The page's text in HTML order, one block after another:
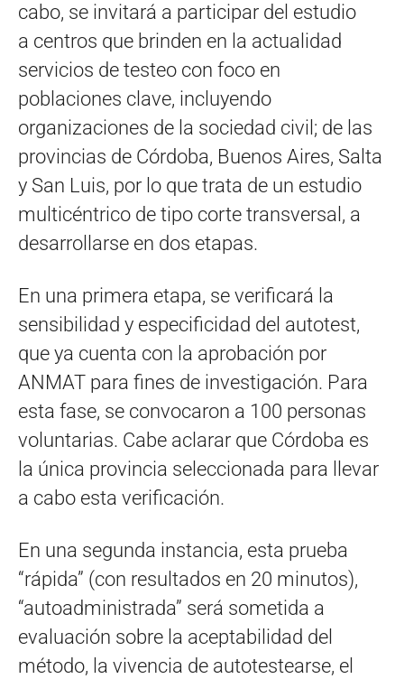
cabo, se invitará a participar del estudio
a centros que brinden en la actualidad
servicios de testeo con foco en
poblaciones clave, incluyendo
organizaciones de la sociedad civil; de las
provincias de Córdoba, Buenos Aires, Salta
y San Luis, por lo que trata de un estudio
multicéntrico de tipo corte transversal, a
desarrollarse en dos etapas.
En una primera etapa, se verificará la
sensibilidad y especificidad del autotest,
que ya cuenta con la aprobación por
ANMAT para fines de investigación. Para
esta fase, se convocaron a 100 personas
voluntarias. Cabe aclarar que Córdoba es
la única provincia seleccionada para llevar
a cabo esta verificación.
En una segunda instancia, esta prueba
“rápida” (con resultados en 20 minutos),
“autoadministrada” será sometida a
evaluación sobre la aceptabilidad del
método, la vivencia de autotestearse, el